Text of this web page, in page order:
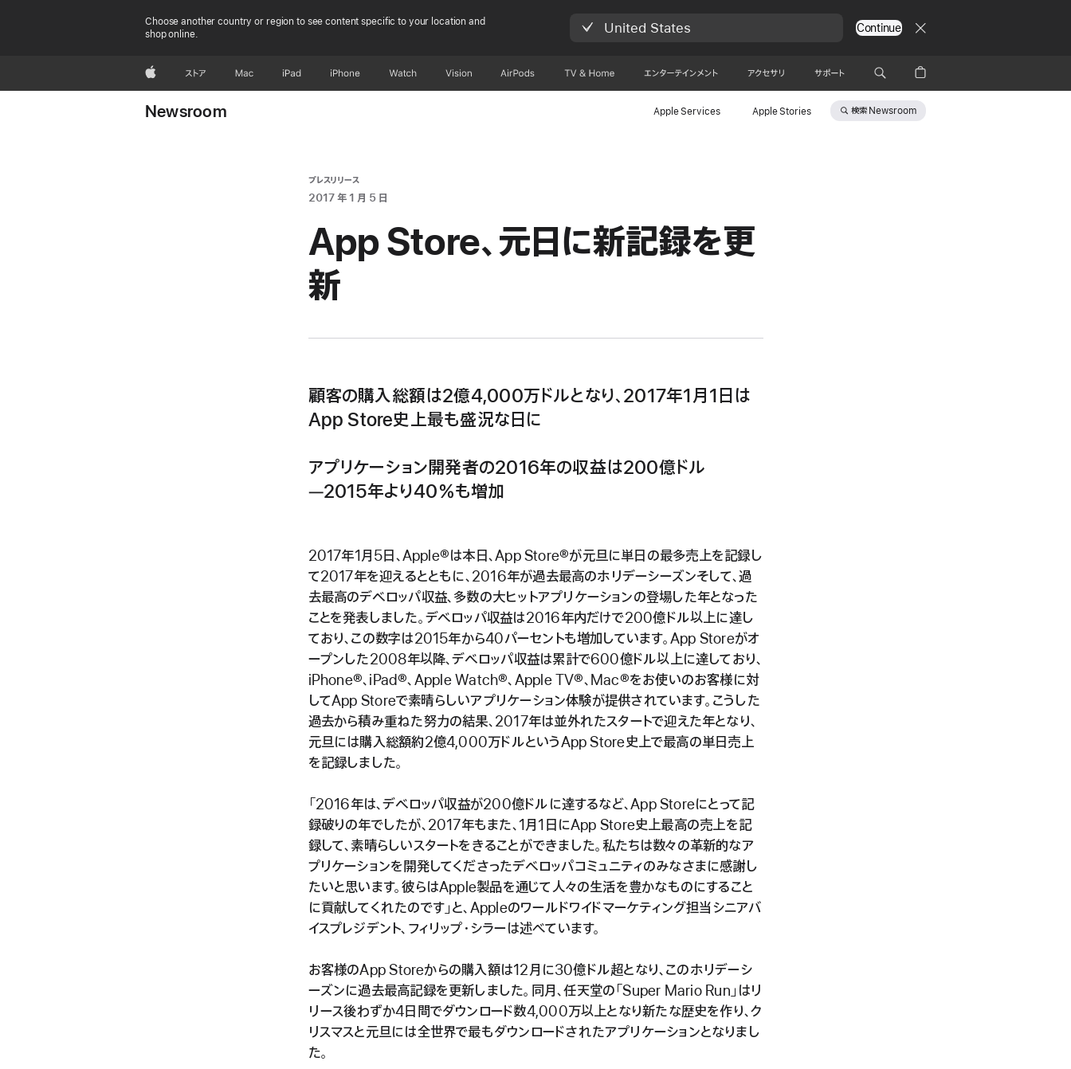
Choose another country or region to see content specific to your location and
shop online.
United States Continue
Appleストア Mac iPad iPhone Watch Vision AirPods TV & Home エンターテインメント アクセサリ サポート
Newsroom Apple Services Apple Stories 検索 Newsroom
プレスリリース
2017 年 1 月 5 日
App Store、元日に新記録を更
新
顧客の購入総額は2億4,000万ドルとなり、2017年1月1日は
App Store史上最も盛況な日に
アプリケーション開発者の2016年の収益は200億ドル
―2015年より40％も増加
2017年1月5日、Apple®は本日、App Store®が元旦に単日の最多売上を記録し
て2017年を迎えるとともに、2016年が過去最高のホリデーシーズンそして、過
去最高のデベロッパ収益、多数の大ヒットアプリケーションの登場した年となった
ことを発表しました。デベロッパ収益は2016年内だけで200億ドル以上に達し
ており、この数字は2015年から40パーセントも増加しています。App Storeがオ
ープンした2008年以降、デベロッパ収益は累計で600億ドル以上に達しており、
iPhone®、iPad®、Apple Watch®、Apple TV®、Mac®をお使いのお客様に対
してApp Storeで素晴らしいアプリケーション体験が提供されています。こうした
過去から積み重ねた努力の結果、2017年は並外れたスタートで迎えた年となり、
元旦には購入総額約2億4,000万ドルというApp Store史上で最高の単日売上
を記録しました。
「2016年は、デベロッパ収益が200億ドルに達するなど、App Storeにとって記
録破りの年でしたが、2017年もまた、1月1日にApp Store史上最高の売上を記
録して、素晴らしいスタートをきることができました。私たちは数々の革新的なア
プリケーションを開発してくださったデベロッパコミュニティのみなさまに感謝し
たいと思います。彼らはApple製品を通じて人々の生活を豊かなものにすること
に貢献してくれたのです」と、Appleのワールドワイドマーケティング担当シニアバ
イスプレジデント、フィリップ・シラーは述べています。
お客様のApp Storeからの購入額は12月に30億ドル超となり、このホリデーシ
ーズンに過去最高記録を更新しました。同月、任天堂の「Super Mario Run」はリ
リース後わずか4日間でダウンロード数4,000万以上となり新たな歴史を作り、ク
リスマスと元旦には全世界で最もダウンロードされたアプリケーションとなりまし
た。